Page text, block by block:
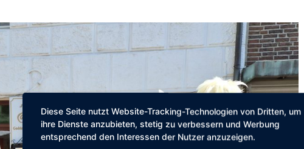
Diese Seite nutzt Website-Tracking-Technologien von Dritten, um
ihre Dienste anzubieten, stetig zu verbessern und Werbung
entsprechend den Interessen der Nutzer anzuzeigen.